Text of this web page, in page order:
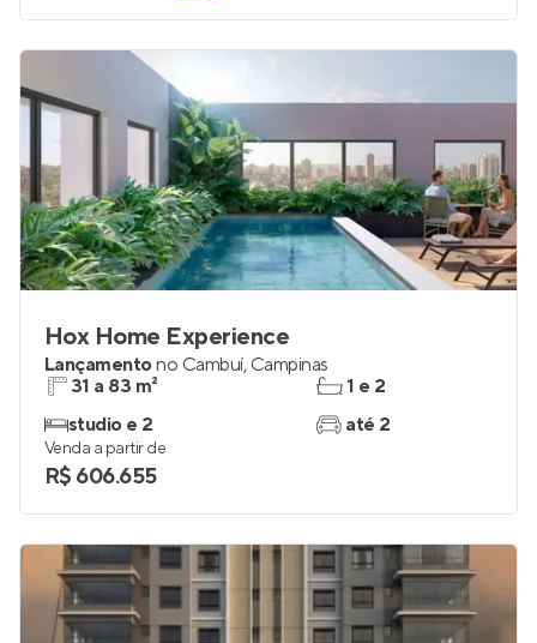
Hox Home Experience
Lançamentono Cambuí, Campinas
31 a 83 m²
studio e 2
1 e 2
até 2
Venda a partir de
R$ 606.655